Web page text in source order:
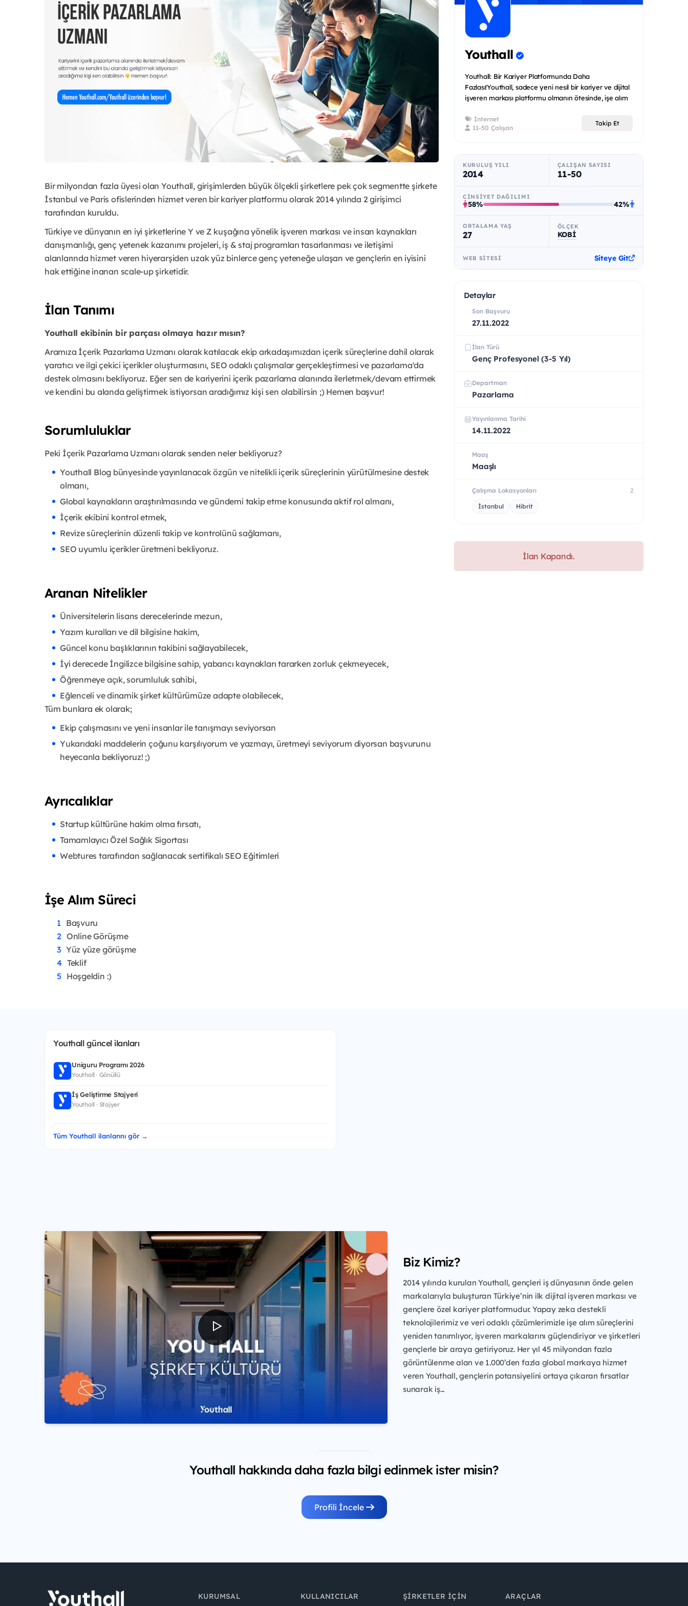
Bir milyondan fazla üyesi olan Youthall, girişimlerden büyük ölçekli şirketlere pek çok segmentte şirkete
İstanbul ve Paris ofislerinden hizmet veren bir kariyer platformu olarak 2014 yılında 2 girişimci
tarafından kuruldu.
Türkiye ve dünyanın en iyi şirketlerine Y ve Z kuşağına yönelik işveren markası ve insan kaynakları
danışmanlığı, genç yetenek kazanımı projeleri, iş & staj programları tasarlanması ve iletişimi
alanlarında hizmet veren hiyerarşiden uzak yüz binlerce genç yeteneğe ulaşan ve gençlerin en iyisini
hak ettiğine inanan scale-up şirketidir.
İlan Tanımı
Youthall ekibinin bir parçası olmaya hazır mısın?
Aramıza İçerik Pazarlama Uzmanı olarak katılacak ekip arkadaşımızdan içerik süreçlerine dahil olarak
yaratıcı ve ilgi çekici içerikler oluşturmasını, SEO odaklı çalışmalar gerçekleştirmesi ve pazarlama'da
destek olmasını bekliyoruz. Eğer sen de kariyerini içerik pazarlama alanında ilerletmek/devam ettirmek
ve kendini bu alanda geliştirmek istiyorsan aradığımız kişi sen olabilirsin ;) Hemen başvur!
Sorumluluklar
Peki İçerik Pazarlama Uzmanı olarak senden neler bekliyoruz?
Youthall Blog bünyesinde yayınlanacak özgün ve nitelikli içerik süreçlerinin yürütülmesine destek
olmanı,
Global kaynakların araştırılmasında ve gündemi takip etme konusunda aktif rol almanı,
İçerik ekibini kontrol etmek,
Revize süreçlerinin düzenli takip ve kontrolünü sağlamanı,
SEO uyumlu içerikler üretmeni bekliyoruz.
Aranan Nitelikler
Üniversitelerin lisans derecelerinde mezun,
Yazım kuralları ve dil bilgisine hakim,
Güncel konu başlıklarının takibini sağlayabilecek,
İyi derecede İngilizce bilgisine sahip, yabancı kaynakları tararken zorluk çekmeyecek,
Öğrenmeye açık, sorumluluk sahibi,
Eğlenceli ve dinamik şirket kültürümüze adapte olabilecek,
Tüm bunlara ek olarak;
Ekip çalışmasını ve yeni insanlar ile tanışmayı seviyorsan
Yukarıdaki maddelerin çoğunu karşılıyorum ve yazmayı, üretmeyi seviyorum diyorsan başvurunu
heyecanla bekliyoruz! ;)
Ayrıcalıklar
Startup kültürüne hakim olma fırsatı,
Tamamlayıcı Özel Sağlık Sigortası
Webtures tarafından sağlanacak sertifikalı SEO Eğitimleri
İşe Alım Süreci
Başvuru
Online Görüşme
Yüz yüze görüşme
Teklif
Hoşgeldin :)
Youthall
Youthall: Bir Kariyer Platformunda Daha
Fazlası!Youthall, sadece yeni nesil bir kariyer ve dijital
işveren markası platformu olmanın ötesinde, işe alım
İnternet
11-50 Çalışan
Takip Et
KURULUŞ YILI
2014
ÇALIŞAN SAYISI
11-50
CINSIYET DAĞILIMI
58% 42%
ORTALAMA YAŞ
27
ÖLÇEK
KOBİ
WEB SITESI Siteye Git
Detaylar
Son Başvuru
27.11.2022
İlan Türü
Genç Profesyonel (3-5 Yıl)
Departman
Pazarlama
Yayınlanma Tarihi
14.11.2022
Maaş
Maaşlı
Çalışma Lokasyonları 2
İstanbul Hibrit
İlan Kapandı.
Youthall güncel ilanları
Uniguru Programı 2026
Youthall · Gönüllü
İş Geliştirme Stajyeri
Youthall · Stajyer
Tüm Youthall ilanlarını gör →
Biz Kimiz?
2014 yılında kurulan Youthall, gençleri iş dünyasının önde gelen
markalarıyla buluşturan Türkiye’nin ilk dijital işveren markası ve
gençlere özel kariyer platformudur. Yapay zeka destekli
teknolojilerimiz ve veri odaklı çözümlerimizle işe alım süreçlerini
yeniden tanımlıyor, işveren markalarını güçlendiriyor ve şirketleri
gençlerle bir araya getiriyoruz. Her yıl 45 milyondan fazla
görüntülenme alan ve 1.000’den fazla global markaya hizmet
veren Youthall, gençlerin potansiyelini ortaya çıkaran fırsatlar
sunarak iş...
Youthall hakkında daha fazla bilgi edinmek ister misin?
Profili İncele
KURUMSAL KULLANICILAR ŞIRKETLER İÇIN ARAÇLAR